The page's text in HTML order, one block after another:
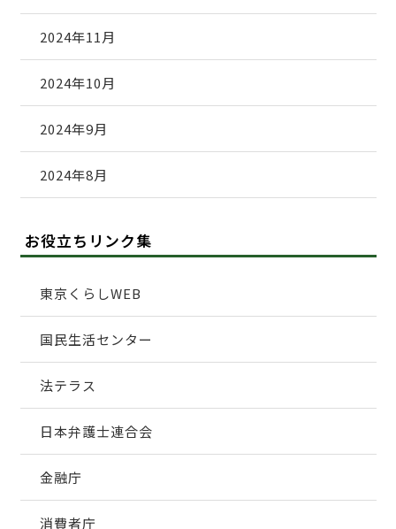
2024年11月
2024年10月
2024年9月
2024年8月
お役立ちリンク集
東京くらしWEB
国民生活センター
法テラス
日本弁護士連合会
金融庁
消費者庁